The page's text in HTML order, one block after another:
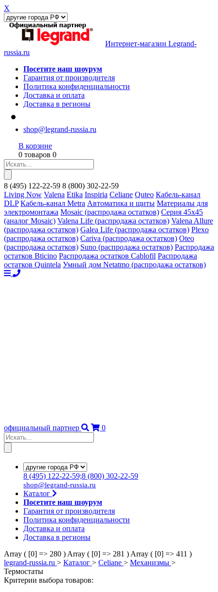
X
Интернет-магазин Legrand-
russia.ru
Посетите наш шоурум
Гарантия от производителя
Политика конфиденциальности
Доставка и оплата
Доставка в регионы
shop@legrand-russia.ru
В корзине
0 товаров 0
8 (495) 122-22-59 8 (800) 302-22-59
Living Now Valena Etika Inspiria Celiane Quteo Кабель-канал
DLP Кабель-канал Metra Автоматика и щиты Материалы для
электромонтажа Mosaic (распродажа остатков) Серия 45х45
(аналог Mosaic) Valena Life (распродажа остатков) Valena Allure
(распродажа остатков) Galea Life (распродажа остатков) Plexo
(распродажа остатков) Cariva (распродажа остатков) Oteo
(распродажа остатков) Suno (распродажа остатков) Распродажа
остатков Bticino Распродажа остатков Cablofil Распродажа
остатков Quintela Умный дом Netatmo (распродажа остатков)
официальный партнер 0
8 (495) 122-22-59;8 (800) 302-22-59
shop@legrand-russia.ru
Каталог
Посетите наш шоурум
Гарантия от производителя
Политика конфиденциальности
Доставка и оплата
Доставка в регионы
Array ( [0] => 280 ) Array ( [0] => 281 ) Array ( [0] => 411 )
legrand-russia.ru > Каталог > Celiane > Механизмы >
Термостаты
Критерии выбора товаров: